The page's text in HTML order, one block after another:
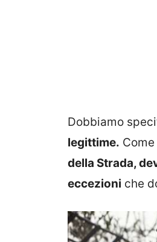
Dobbiamo
legittime.
della Strada,
eccezioni che